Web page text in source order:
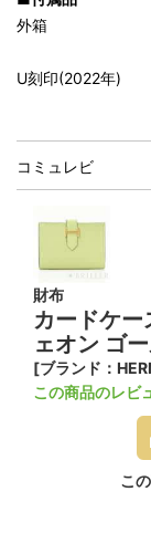
外箱
U刻印(2022年)
コミュレビ
財布
カードケ
ェオン ゴ
[ブランド：
この商品のレビ
こ